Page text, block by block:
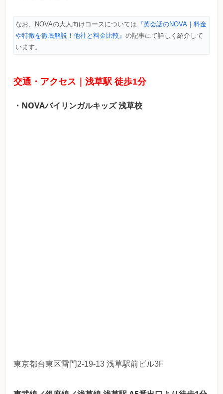
なお、NOVAの大人向けコースについては 『英会話のNOVA｜料金
や特徴を徹底解説！他社と料金比較』 の記事にて詳しく紹介して
います。
交通・アクセス｜浅草駅 徒歩1分
・NOVAバイリンガルキッズ 浅草校
東京都台東区雷門2-19-13 浅草駅前ビル3F